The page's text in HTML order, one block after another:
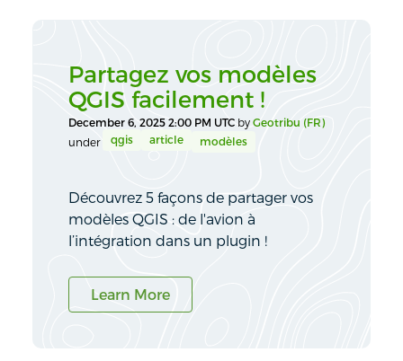
Partagez vos modèles
QGIS facilement !
December 6, 2025 2:00 PM UTC by Geotribu (FR)
under
qgis article modèles
Découvrez 5 façons de partager vos
modèles QGIS : de l'avion à
l’intégration dans un plugin !
Learn More